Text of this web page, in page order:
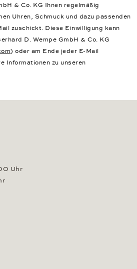
& Co. KG Ihnen regelmäßig
Uhren, Schmuck und dazu passenden
zuschickt. Diese Einwilligung kann
D. Wempe GmbH & Co. KG
) oder am Ende jeder E-Mail
Informationen zu unseren
Uhr